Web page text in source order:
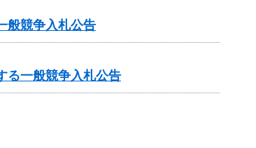
般競争入札公告
る一般競争入札公告